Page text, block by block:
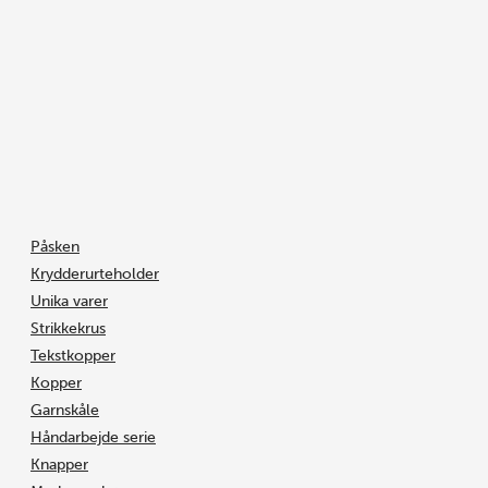
Påsken
Krydderurteholder
Unika varer
Strikkekrus
Tekstkopper
Kopper
Garnskåle
Håndarbejde serie
Knapper